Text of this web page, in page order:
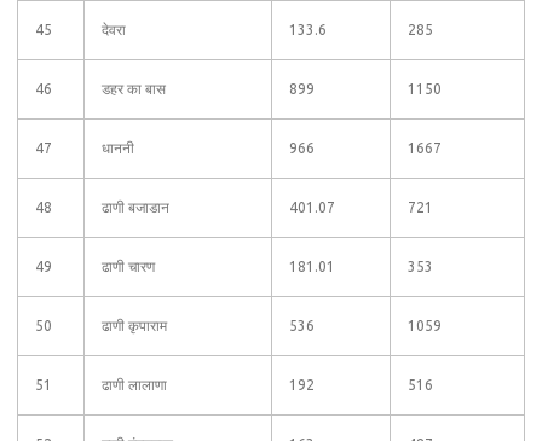
45 देवरा 133.6 285
46 डहर का बास 899 1150
47 धाननी 966 1667
48 ढाणी बजाडान 401.07 721
49 ढाणी चारण 181.01 353
50 ढाणी कृपाराम 536 1059
51 ढाणी लालाणा 192 516